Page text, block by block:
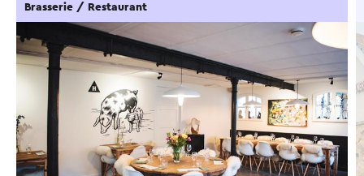
Brasserie / Restaurant